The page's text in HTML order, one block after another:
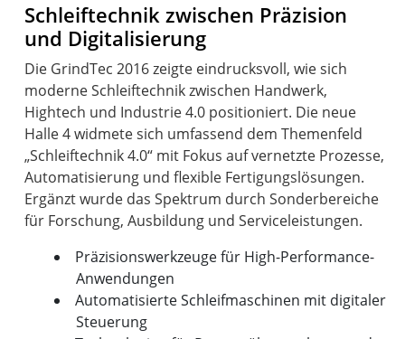
Schleiftechnik zwischen Präzision
und Digitalisierung
Die GrindTec 2016 zeigte eindrucksvoll, wie sich
moderne Schleiftechnik zwischen Handwerk,
Hightech und Industrie 4.0 positioniert. Die neue
Halle 4 widmete sich umfassend dem Themenfeld
„Schleiftechnik 4.0“ mit Fokus auf vernetzte Prozesse,
Automatisierung und flexible Fertigungslösungen.
Ergänzt wurde das Spektrum durch Sonderbereiche
Präzisionswerkzeuge für High-Performance-
Anwendungen
Automatisierte Schleifmaschinen mit digitaler
Steuerung